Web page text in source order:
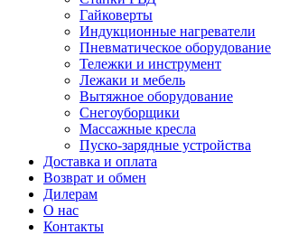
Гайковерты
Индукционные нагреватели
Пневматическое оборудование
Тележки и инструмент
Лежаки и мебель
Вытяжное оборудование
Снегоуборщики
Массажные кресла
Пуско-зарядные устройства
Доставка и оплата
Возврат и обмен
Дилерам
О нас
Контакты